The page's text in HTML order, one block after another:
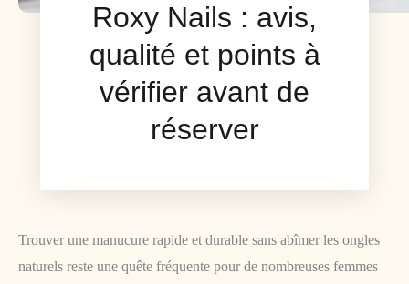
Roxy Nails : avis,
qualité et points à
vérifier avant de
réserver
Trouver une manucure rapide et durable sans abîmer les ongles
naturels reste une quête fréquente pour de nombreuses femmes